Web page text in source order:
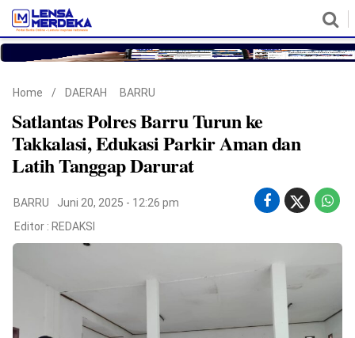
Copyright
Home / DAERAH BARRU
Satlantas Polres Barru Turun ke
Takkalasi, Edukasi Parkir Aman dan
Latih Tanggap Darurat
BARRU
Juni 20, 2025 - 12:26 pm
Editor : REDAKSI